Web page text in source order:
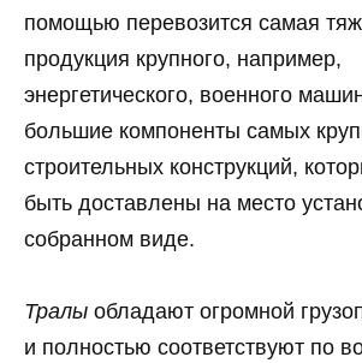
помощью перевозится самая
продукция крупного, например,
энергетического, военного
большие компоненты самых
строительных конструкций,
быть доставлены на место
собранном виде.
Тралы обладают огромной
и полностью соответствуют по